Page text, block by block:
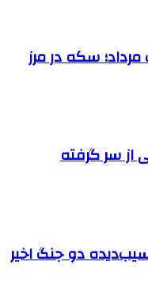
سکه در مرز
از سر گرفته
آسیب‌دیده دو جنگ اخیر